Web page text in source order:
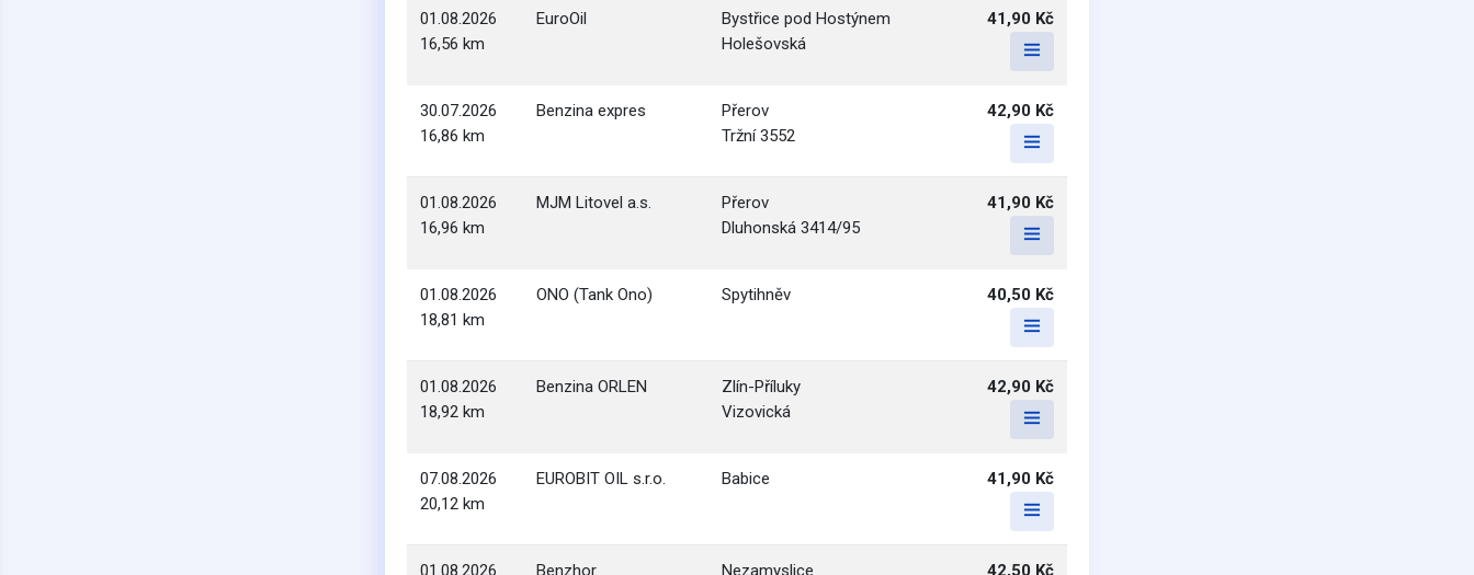
01.08.2026
16,56 km
EuroOil
Bystřice pod Hostýnem
Holešovská
41,90 Kč
30.07.2026
16,86 km
Benzina expres
Přerov
Tržní 3552
42,90 Kč
01.08.2026
16,96 km
MJM Litovel a.s.
Přerov
Dluhonská 3414/95
41,90 Kč
01.08.2026
18,81 km
ONO (Tank Ono) Spytihněv 40,50 Kč
01.08.2026
18,92 km
Benzina ORLEN
Zlín-Příluky
Vizovická
42,90 Kč
07.08.2026
20,12 km
EUROBIT OIL s.r.o. Babice 41,90 Kč
01.08.2026
Benzhor
Nezamyslice
42,50 Kč